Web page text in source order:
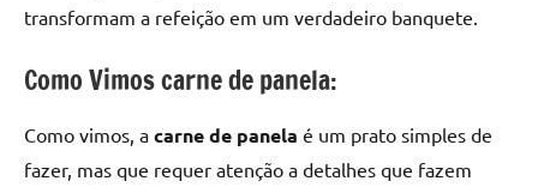
transformam a refeição em um verdadeiro banquete.
Como Vimos carne de panela:
Como vimos, a carne de panela é um prato simples de
fazer, mas que requer atenção a detalhes que fazem